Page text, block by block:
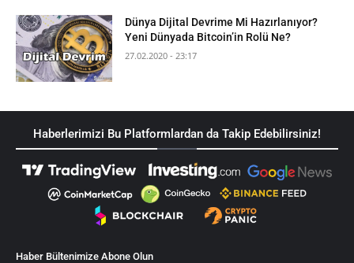
Dünya Dijital Devrime Mi Hazırlanıyor?
Yeni Dünyada Bitcoin’in Rolü Ne?
27.02.2020 - 23:17
Haberlerimizi Bu Platformlardan da Takip Edebilirsiniz!
Haber Bültenimize Abone Olun